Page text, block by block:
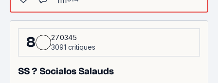
8
270345
3091 critiques
SS ? Socialos Salauds